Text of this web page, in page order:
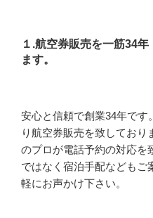
１.航空券販売を一筋34
ます。
安心と信頼で創業34年です
り航空券販売を致してお
のプロが電話予約の対応を
ではなく宿泊手配などもご
軽にお声かけ下さい。